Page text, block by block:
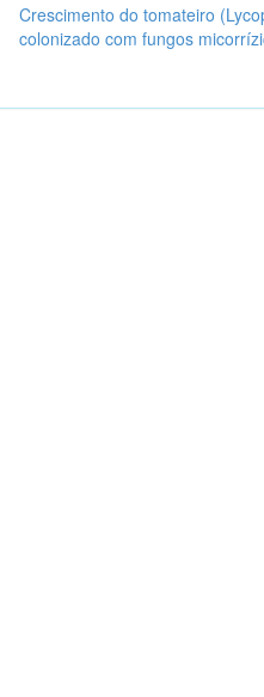
Crescimento do tomateiro
colonizado com fungos